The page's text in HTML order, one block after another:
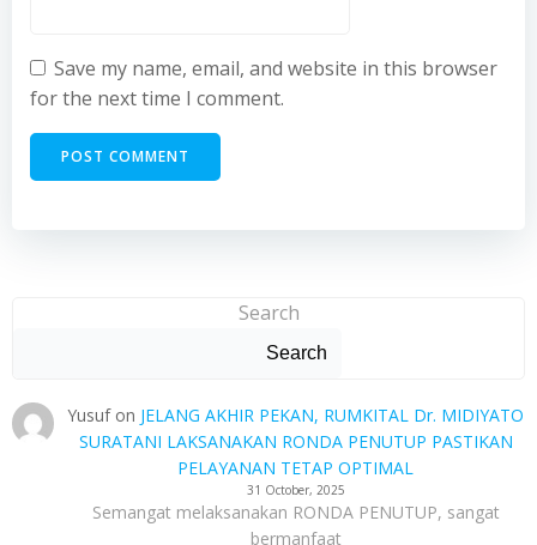
Save my name, email, and website in this browser
for the next time I comment.
Search
Search
Yusufon JELANG AKHIR PEKAN, RUMKITAL Dr. MIDIYATO
SURATANI LAKSANAKAN RONDA PENUTUP PASTIKAN
PELAYANAN TETAP OPTIMAL
31 October, 2025
Semangat melaksanakan RONDA PENUTUP, sangat
bermanfaat